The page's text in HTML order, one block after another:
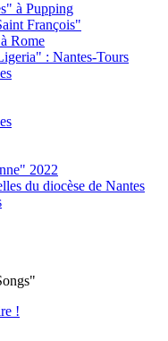
à Pupping
François"
Rome
: Nantes-Tours
2022
du diocèse de Nantes
!